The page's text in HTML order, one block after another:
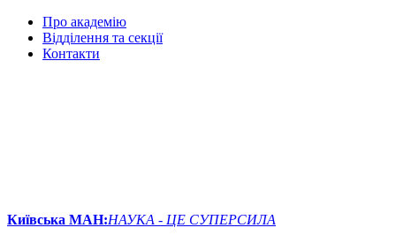
Про академію
Відділення та секції
Контакти
Київська МАН:НАУКА - ЦЕ СУПЕРСИЛА